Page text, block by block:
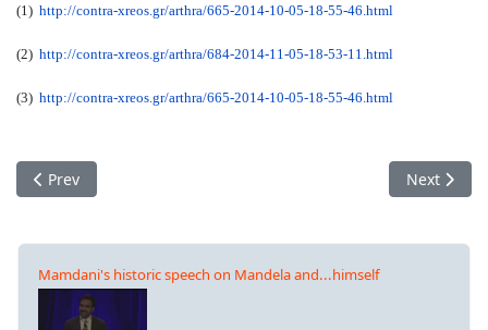
(1) http://contra-xreos.gr/arthra/665-2014-10-05-18-55-46.html
(2) http://contra-xreos.gr/arthra/684-2014-11-05-18-53-11.html
(3) http://contra-xreos.gr/arthra/665-2014-10-05-18-55-46.html
Previous article: Καταλονία: Από την ελεύθερη πτώση του Π.
Prev Next
Next
Mamdani's historic speech on Mandela and...himself